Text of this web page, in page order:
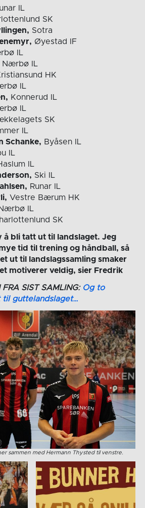
IL
SK
Sotra
Øyestad IF
IL
Nærbø IL
HK
IL
Konnerud IL
IL
SK
IL
Schanke, Byåsen IL
IL
IL
Ski IL
Runar IL
Vestre Bærum HK
IL
SK
å bli tatt ut til landslaget. Jeg
tid til trening og håndball, så
ut til landslagssamling smaker
motiverer veldig, sier Fredrik
SIST SAMLING: Og to
guttelandslaget…
sammen med Hermann Thysted til venstre.